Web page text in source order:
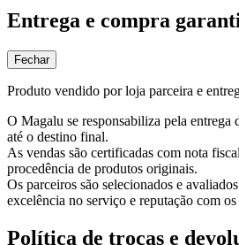
Entrega e compra
Fechar
Produto vendido por loja parceira e
O Magalu se responsabiliza pela entrega
até o destino final.
As vendas são certificadas com nota
procedência de produtos originais.
Os parceiros são selecionados e
excelência no serviço e reputação com
Política de trocas e